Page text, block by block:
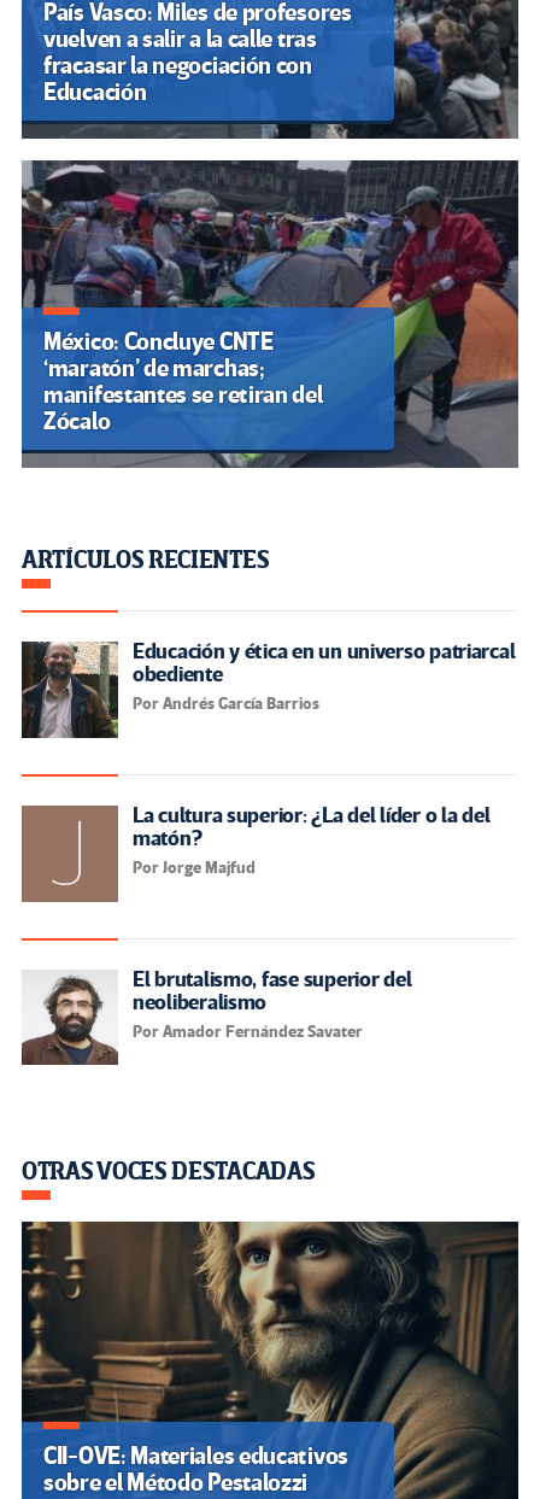
País Vasco: Miles de profesores
vuelven a salir a la calle tras
fracasar la negociación con
Educación
México: Concluye CNTE
‘maratón’ de marchas;
manifestantes se retiran del
Zócalo
ARTÍCULOS RECIENTES
Educación y ética en un universo patriarcal
obediente
Por Andrés García Barrios
La cultura superior: ¿La del líder o la del
matón?
Por Jorge Majfud
El brutalismo, fase superior del
neoliberalismo
Por Amador Fernández Savater
OTRAS VOCES DESTACADAS
CII-OVE: Materiales educativos
sobre el Método Pestalozzi